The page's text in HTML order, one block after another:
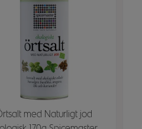
med Naturligt jod